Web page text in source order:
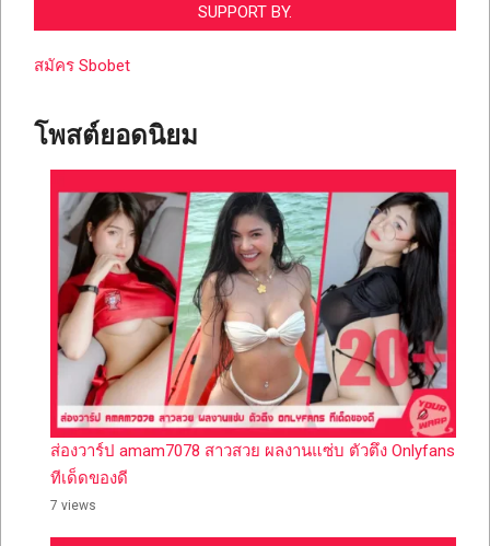
SUPPORT BY.
สมัคร Sbobet
โพสต์ยอดนิยม
ส่องวาร์ป amam7078 สาวสวย ผลงานแซ่บ ตัวตึง Onlyfans
ทีเด็ดของดี
7 views